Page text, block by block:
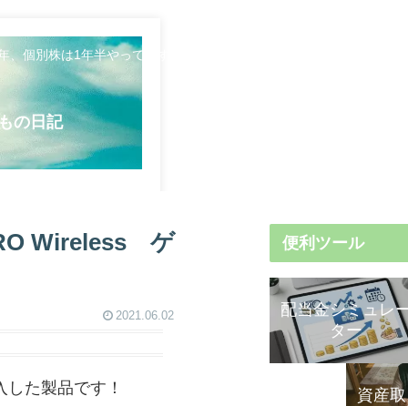
個別株は1年半やってます。日々のことや資産形成について発信し
の日記
Wireless ゲ
2021.06.02
た製品です！
便利ツール
配当金シミュレ
ター
資産